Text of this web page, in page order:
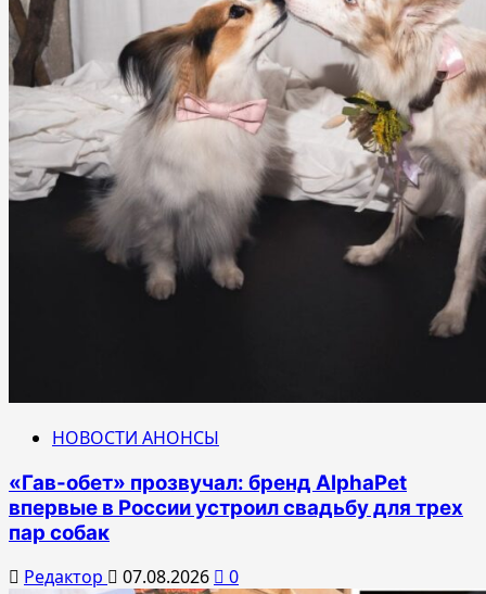
НОВОСТИ АНОНСЫ
«Гав-обет» прозвучал: бренд AlphaPet
впервые в России устроил свадьбу для трех
пар собак
Редактор 07.08.2026 0